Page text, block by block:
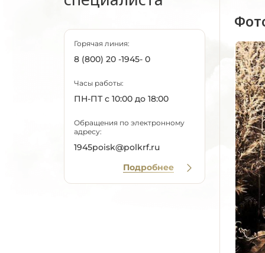
Горячая линия:
8 (800) 20 -1945- 0
Часы работы:
ПН-ПТ с 10:00 до 18:00
Обращения по электронному
адресу:
1945poisk@polkrf.ru
Подробнее